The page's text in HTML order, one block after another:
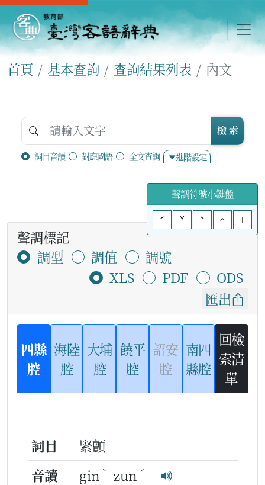
首頁 基本查詢 查詢結果列表 內文
詞目音讀 對應國語 全文查詢 進階設定
檢 索
聲調符號小鍵盤
ˊ
ˇ ˋ ^ +
聲調標記
調型
調值
調號
XLS
PDF
ODS
匯出
四縣
腔
海陸
腔
大埔
腔
饒平
腔
詔安
腔
南四
縣腔
回檢
索清
單
詞目
緊顫
音讀
gin ˋ zun ˊ